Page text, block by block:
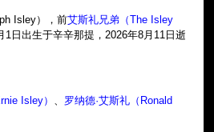
Isley），前艾斯礼兄弟（The Isley
1日出生于辛辛那提，2026年8月11日逝
Isley） 、 罗纳德·艾斯礼（Ronald